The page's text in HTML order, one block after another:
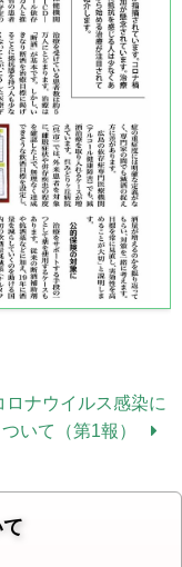
ロナウイルス感染に
ついて（第1報）